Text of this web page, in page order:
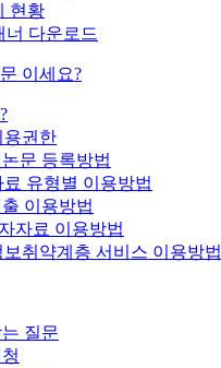
현황
너 다운로드
이세요?
용권한
문 등록방법
료 유형별 이용방법
이용방법
자료 이용방법
보취약계층 서비스 이용방법
질문